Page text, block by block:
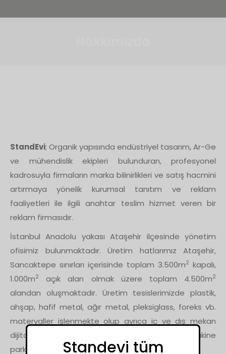
StandEvi; Organik yapısında endüstriyel tasarım, Ar-Ge
ve mühendislik ekipleri bulunduran, profesyonel
kadrosuyla firmaların marka bilinirlikleri ve satış hacmini
artırmaya yönelik kurumsal tanıtım ve reklam
faaliyetleri ile ilgili anahtar teslim hizmet veren bir
reklam firmasıdır.
İstanbul Anadolu yakası Ataşehir ilçesinde yönetim
ofisimiz bulunmaktadır. Üretim hatlarımız Ataşehir,
Sancaktepe sınırları içerisinde toplam 3.500m2 kapalı,
1.000m2 açık alan olmak üzere toplam 4.500m2
alandan oluşmaktadır. Üretim tesislerimizde plastik,
ahşap, hafif metal, ağır metal, pleksiglass, foreks vb.
materyaller işlenmekte olup ayrıca iç ve dış mekan
dijital baskı teknolojileriyle üretim yapan makine
parkurumuz bulunmaktadır.Standevi tüm